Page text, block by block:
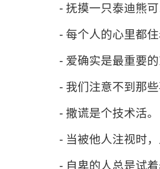
- 抚摸一只泰迪熊可
- 每个人的心里都
- 爱确实是最重要
- 我们注意不到那
- 撒谎是个技术活。
- 当被他人注视时
- 自卑的人总是试着